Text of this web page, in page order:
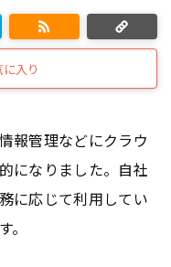
入り
報管理などにクラウ
になりました。自社
に応じて利用してい